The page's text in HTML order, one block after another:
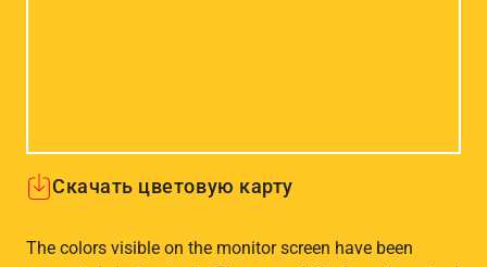
Скачать цветовую карту
The colors visible on the monitor screen have been